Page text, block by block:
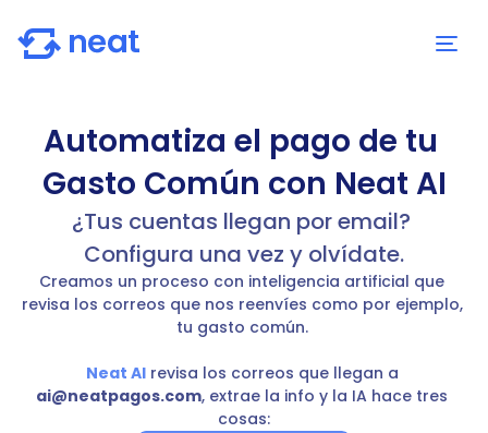
Automatiza el pago de tu
Gasto Común con Neat AI
¿Tus cuentas llegan por email?
Configura una vez y olvídate.
Creamos un proceso con inteligencia artificial que
revisa los correos que nos reenvíes como por ejemplo,
tu gasto común.
Neat AI
ai@neatpagos.com, extrae la info y la IA hace tres
cosas: